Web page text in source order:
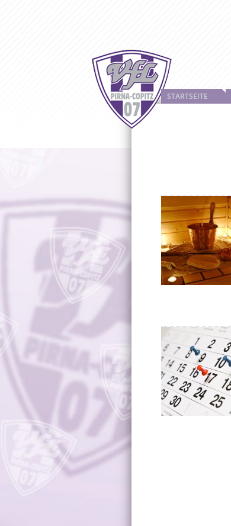
STARTSEITE